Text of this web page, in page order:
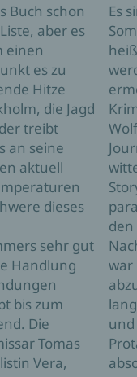
Buch schon
aber es
einen
es zu
Hitze
die Jagd
treibt
an seine
aktuell
dieses
sehr gut
Handlung
bis zum
Die
Tomas
Vera,
Es
den
war